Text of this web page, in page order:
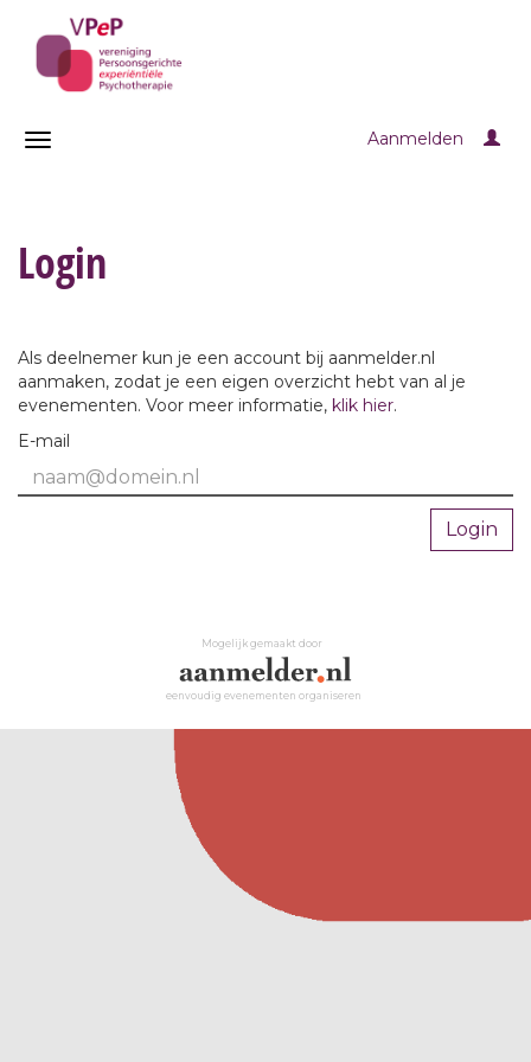
Aanmelden
Login
Als deelnemer kun je een account bij aanmelder.nl
aanmaken, zodat je een eigen overzicht hebt van al je
evenementen. Voor meer informatie, klik hier.
E-mail
Login
Mogelijk gemaakt door
eenvoudig evenementen organiseren